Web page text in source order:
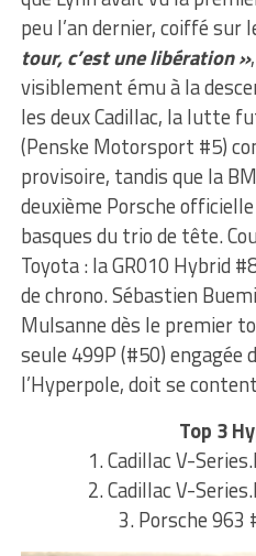
peu l’an dernier, coiffé sur
tour, c’est une libération »
visiblement ému à la
les deux Cadillac, la lutte
(Penske Motorsport #5)
provisoire, tandis que la
deuxième Porsche
basques du trio de tête.
Toyota : la GR010 Hybrid
de chrono. Sébastien
Mulsanne dès le premier
seule 499P (#50) engagée
l’Hyperpole, doit se
Top 3
1. Cadillac V-
2. Cadillac V-
3. Porsche 963